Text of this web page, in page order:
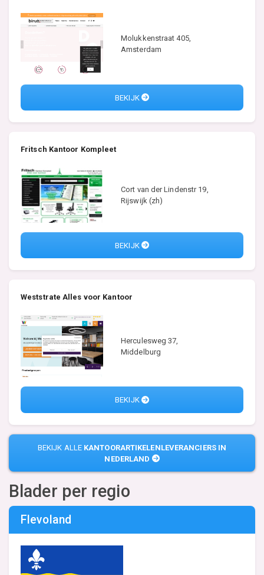
Molukkenstraat 405,
Amsterdam
BEKIJK
Fritsch Kantoor Kompleet
Cort van der Lindenstr 19,
Rijswijk (zh)
BEKIJK
Weststrate Alles voor Kantoor
Herculesweg 37,
Middelburg
BEKIJK
BEKIJK ALLE KANTOORARTIKELENLEVERANCIERS IN
NEDERLAND
Blader per regio
Flevoland